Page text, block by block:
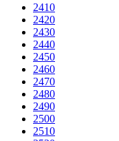
2410
2420
2430
2440
2450
2460
2470
2480
2490
2500
2510